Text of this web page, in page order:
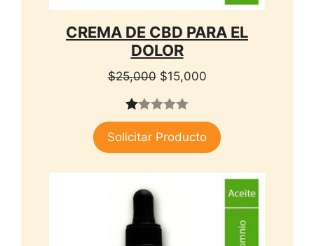
CREMA DE CBD PARA EL
DOLOR
$25,000 El
original
$25,000.
$15,000El
es:
$15,000.
1.
00
Solicitar Producto